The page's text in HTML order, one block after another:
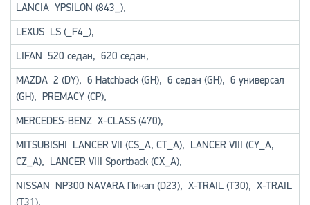
LANCIA YPSILON (843_),
LEXUS LS (_F4_),
LIFAN 520 седан, 620 седан,
MAZDA 2 (DY), 6 Hatchback (GH), 6 седан (GH), 6 универсал
(GH), PREMACY (CP),
MERCEDES-BENZ X-CLASS (470),
MITSUBISHI LANCER VII (CS_A, CT_A), LANCER VIII (CY_A,
CZ_A), LANCER VIII Sportback (CX_A),
NISSAN NP300 NAVARA Пикап (D23), X-TRAIL (T30), X-TRAIL
(T31),